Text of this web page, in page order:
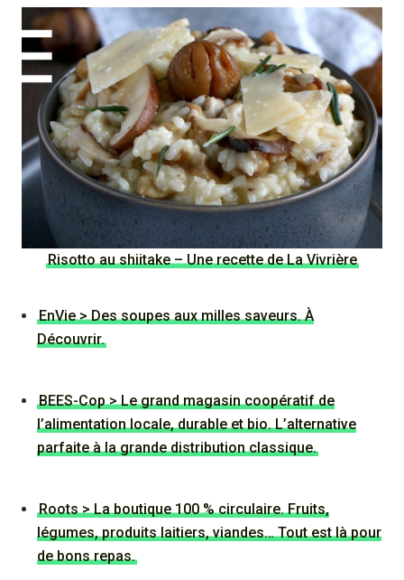
Risotto au shiitake – Une recette de La Vivrière
EnVie > Des soupes aux milles saveurs. À
Découvrir.
BEES-Cop > Le grand magasin coopératif de
l’alimentation locale, durable et bio. L’alternative
parfaite à la grande distribution classique.
Roots > La boutique 100 % circulaire. Fruits,
légumes, produits laitiers, viandes… Tout est là pour
de bons repas.